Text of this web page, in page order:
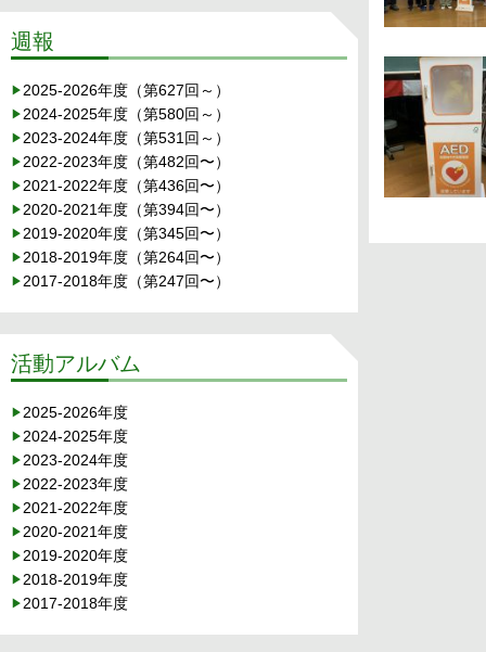
週報
2025-2026年度（第627回～）
2024-2025年度（第580回～）
2023-2024年度（第531回～）
2022-2023年度（第482回〜）
2021-2022年度（第436回〜）
2020-2021年度（第394回〜）
2019-2020年度（第345回〜）
2018-2019年度（第264回〜）
2017-2018年度（第247回〜）
活動アルバム
2025-2026年度
2024-2025年度
2023-2024年度
2022-2023年度
2021-2022年度
2020-2021年度
2019-2020年度
2018-2019年度
2017-2018年度